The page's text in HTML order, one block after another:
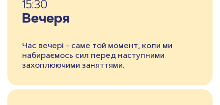
15:30
Вечеря
Час вечері - саме той момент, коли ми
набираємось сил перед наступними
захоплюючими заняттями.